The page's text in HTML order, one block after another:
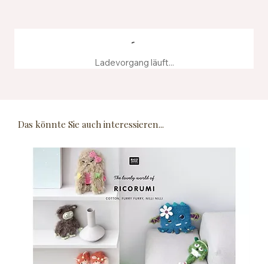
Ladevorgang läuft...
Das könnte Sie auch interessieren...